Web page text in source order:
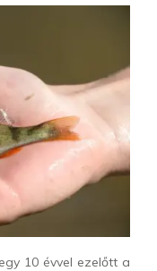
10 évvel ezelőtt a